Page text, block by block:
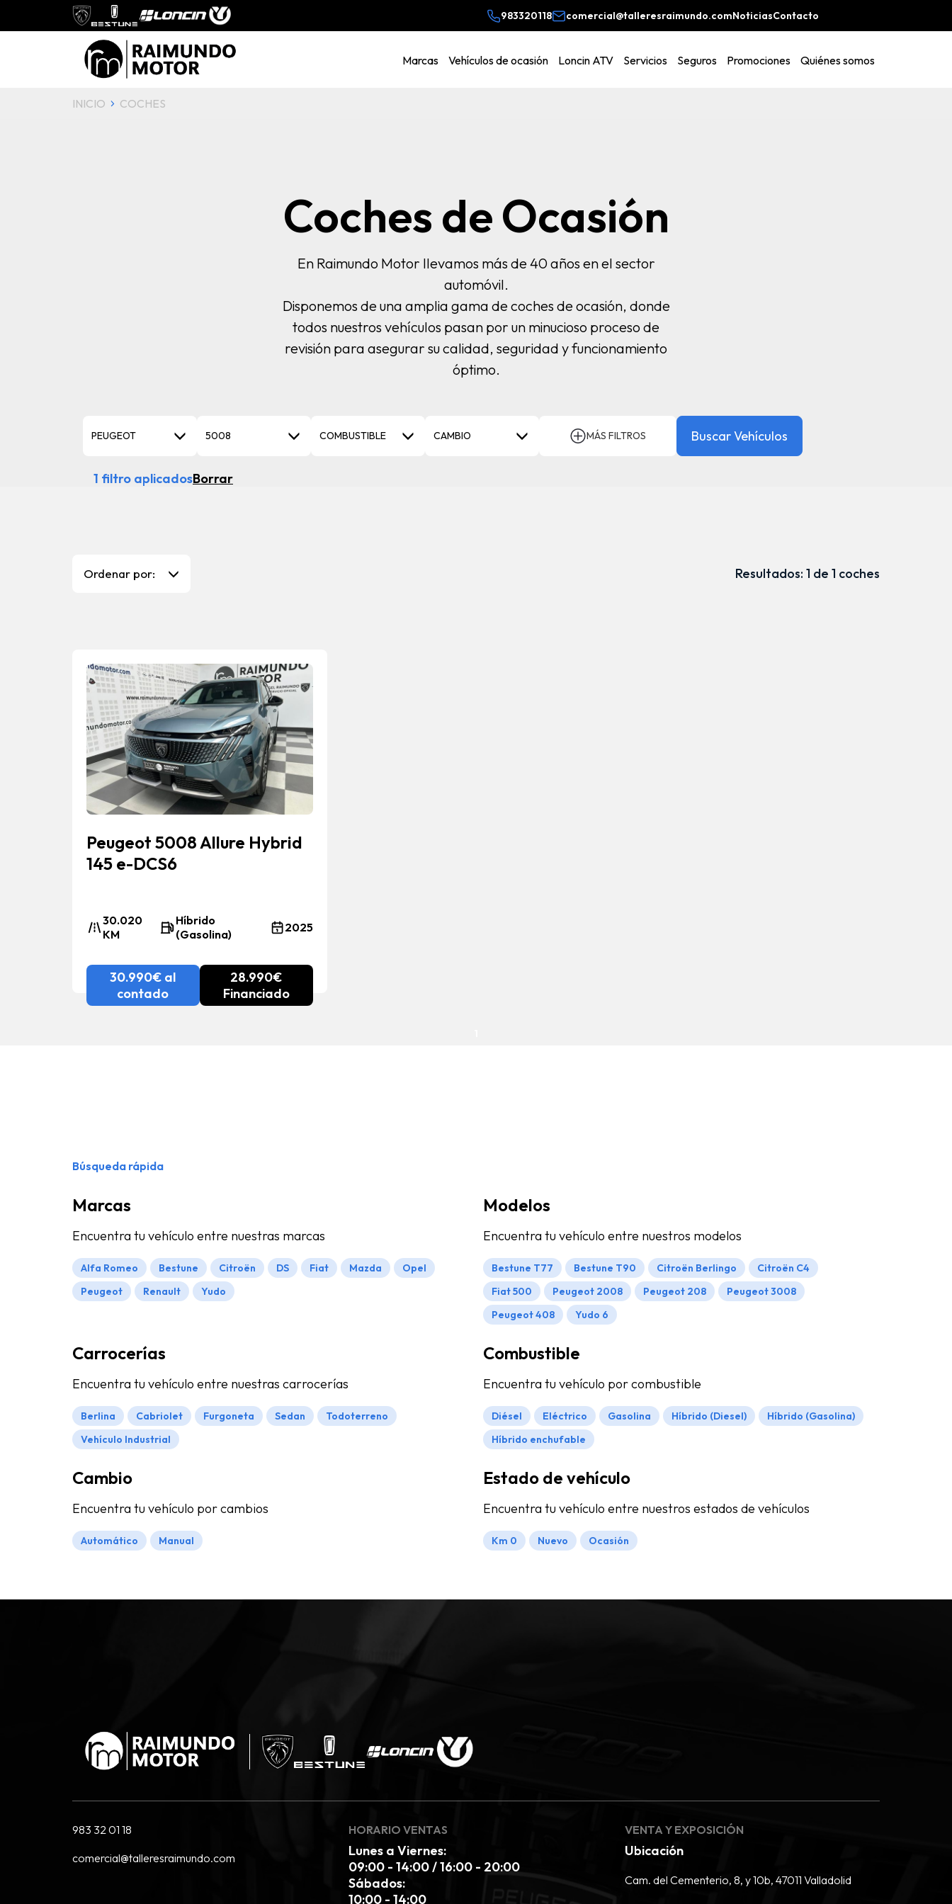
983320118 comercial@talleresraimundo.comNoticiasContacto
Marcas Vehículos de ocasión Loncin ATV Servicios Seguros Promociones Quiénes somos
INICIO COCHES
Coches de Ocasión
En Raimundo Motor llevamos más de 40 años en el sector
automóvil.
Disponemos de una amplia gama de coches de ocasión, donde
todos nuestros vehículos pasan por un minucioso proceso de
revisión para asegurar su calidad, seguridad y funcionamiento
óptimo.
PEUGEOT 5008 COMBUSTIBLE CAMBIO MÁS FILTROS Buscar Vehículos
1 filtro aplicadosBorrar
Resultados: 1 de 1 coches
Ordenar por:
Peugeot 5008 Allure Hybrid
145 e-DCS6
30.020
KM
Híbrido
(Gasolina)
2025
30.990€ al
contado
28.990€
Financiado
Búsqueda rápida
Marcas
Encuentra tu vehículo entre nuestras marcas
Alfa Romeo Bestune Citroën DS Fiat Mazda
Opel
Peugeot
Renault Yudo
Modelos
Encuentra tu vehículo entre nuestros modelos
Bestune T77 Bestune T90 Citroën Berlingo
Citroën C4
Fiat 500
Peugeot 2008 Peugeot 208
Peugeot 3008
Peugeot 408
Yudo 6
Carrocerías
Encuentra tu vehículo entre nuestras carrocerías
Berlina Cabriolet Furgoneta Sedan
Todoterreno
Vehículo Industrial
Combustible
Encuentra tu vehículo por combustible
Diésel Eléctrico Gasolina Híbrido (Diesel)
Híbrido (Gasolina)
Híbrido enchufable
Cambio
Encuentra tu vehículo por cambios
Automático Manual
Estado de vehículo
Encuentra tu vehículo entre nuestros estados de vehículos
Km 0 Nuevo Ocasión
983 32 01 18
comercial@talleresraimundo.com
HORARIO VENTAS
Lunes a Viernes:
09:00 - 14:00 / 16:00 - 20:00
Sábados:
10:00 - 14:00
VENTA Y EXPOSICIÓN
Ubicación
Cam. del Cementerio, 8, y 10b, 47011 Valladolid